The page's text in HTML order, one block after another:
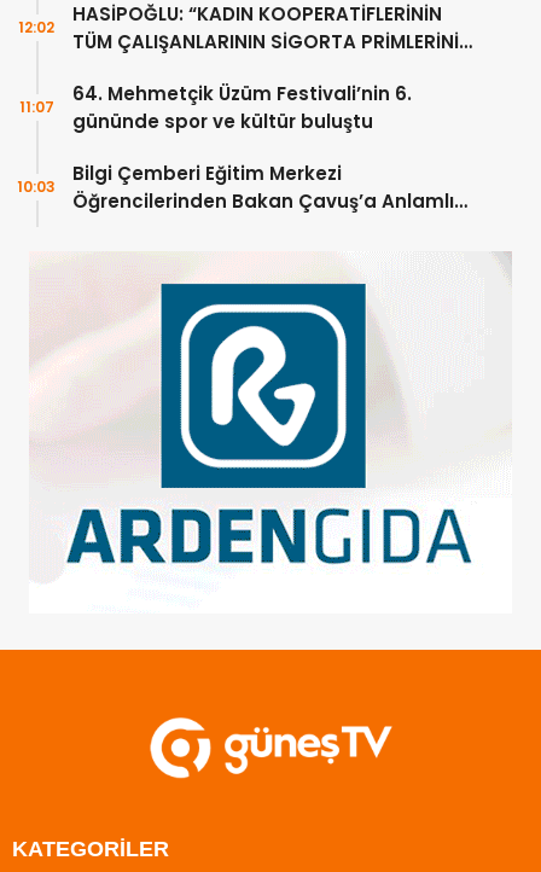
HASİPOĞLU: “KADIN KOOPERATİFLERİNİN
TÜM ÇALIŞANLARININ SİGORTA PRİMLERİNİ
12:02
64. Mehmetçik Üzüm Festivali’nin 6.
gününde spor ve kültür buluştu
11:07
Bilgi Çemberi Eğitim Merkezi
Öğrencilerinden Bakan Çavuş’a Anlamlı
10:03
KATEGORİLER